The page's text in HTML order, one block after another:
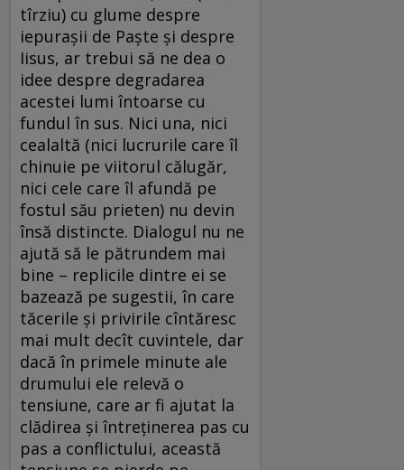
tîrziu) cu glume despre
iepuraşii de Paște şi despre
Iisus, ar trebui să ne dea o
idee despre degradarea
acestei lumi întoarse cu
fundul în sus. Nici una, nici
cealaltă (nici lucrurile care îl
chinuie pe viitorul călugăr,
nici cele care îl afundă pe
fostul său prieten) nu devin
însă distincte. Dialogul nu ne
ajută să le pătrundem mai
bine – replicile dintre ei se
bazează pe sugestii, în care
tăcerile și privirile cîntăresc
mai mult decît cuvintele, dar
dacă în primele minute ale
drumului ele relevă o
tensiune, care ar fi ajutat la
clădirea și întreținerea pas cu
pas a conflictului, această